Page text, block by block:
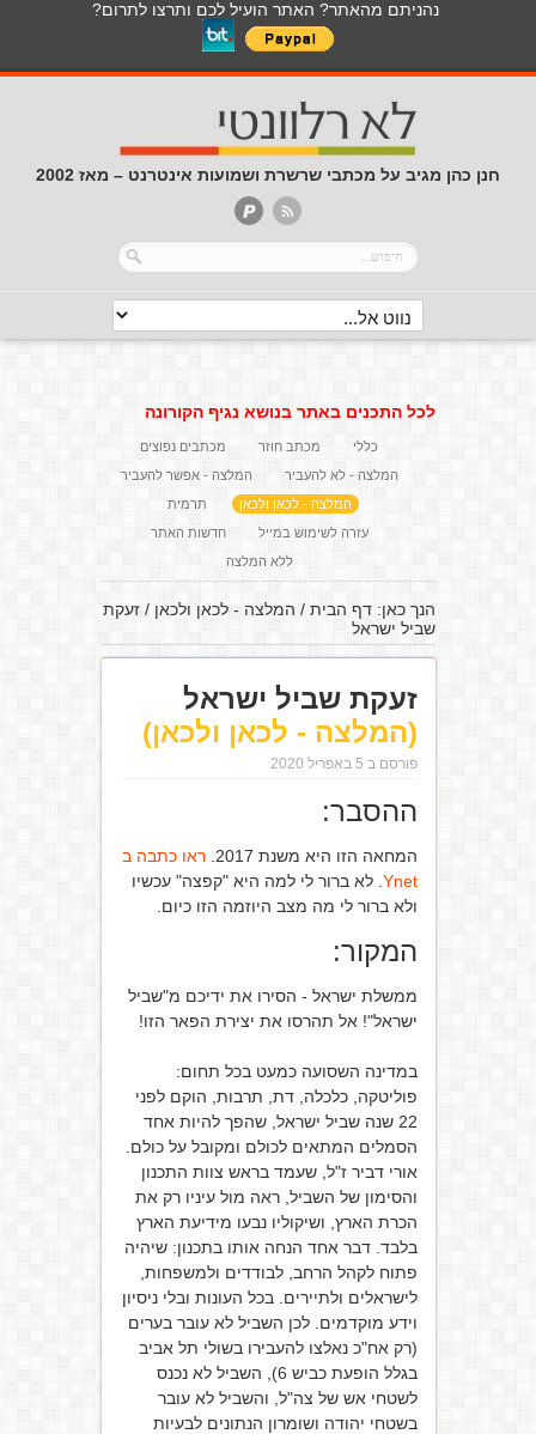
נהניתם מהאתר? האתר הועיל לכם ותרצו לתרום?
חנן כהן מגיב על מכתבי שרשרת ושמועות אינטרנט – מאז 2002
לכל התכנים באתר בנושא נגיף הקורונה
כללי מכתב חוזר
מכתבים נפוצים
המלצה - לא להעביר
המלצה - אפשר להעביר
המלצה - לכאן ולכאן
תרמית
עזרה לשימוש במייל
חדשות האתר
ללא המלצה
הנך כאן:דף הבית / המלצה - לכאן ולכאן /זעקת
שביל ישראל
זעקת שביל ישראל
(המלצה - לכאן ולכאן)
פורסם ב 5 באפריל 2020
ההסבר:
המחאה הזו היא משנת 2017.
ראו כתבה ב
Ynet . לא ברור לי למה היא "קפצה" עכשיו
ולא ברור לי מה מצב היוזמה הזו כיום.
המקור:
ממשלת ישראל - הסירו את ידיכם מ"שביל
ישראל"! אל תהרסו את יצירת הפאר הזו!
במדינה השסועה כמעט בכל תחום:
פוליטקה, כלכלה, דת, תרבות, הוקם לפני
22 שנה שביל ישראל, שהפך להיות אחד
הסמלים המתאים לכולם ומקובל על כולם.
אורי דביר ז"ל, שעמד בראש צוות התכנון
והסימון של השביל, ראה מול עיניו רק את
הכרת הארץ, ושיקוליו נבעו מידיעת הארץ
בלבד. דבר אחד הנחה אותו בתכנון: שיהיה
פתוח לקהל הרחב, לבודדים ולמשפחות,
לישראלים ולתיירים. בכל העונות ובלי ניסיון
וידע מוקדמים. לכן השביל לא עובר בערים
(רק אח"כ נאלצו להעבירו בשולי תל אביב
בגלל הופעת כביש 6), השביל לא נכנס
לשטחי אש של צה"ל, והשביל לא עובר
בשטחי יהודה ושומרון הנתונים לבעיות